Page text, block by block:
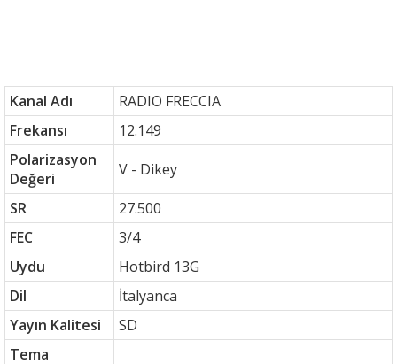
Kanal Adı
RADIO FRECCIA
Frekansı
12.149
Polarizasyon
Değeri
V - Dikey
SR
27.500
FEC
3/4
Uydu
Hotbird 13G
Dil
İtalyanca
Yayın Kalitesi
SD
Tema